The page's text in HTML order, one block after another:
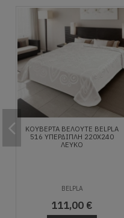
ΚΟΥΒΈΡΤΑ ΒΕΛΟΥΤΈ BELPLA
516 ΥΠΈΡΔΙΠΛΗ 220X240
ΛΕΥΚΌ
BELPLA
111,00 €